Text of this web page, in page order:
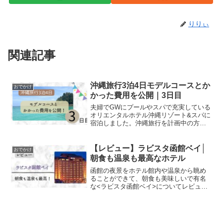
りりぃ
関連記事
おでかけ
沖縄旅行3泊4日モデルコースとか
かった費用を公開｜3日目
夫婦でGWにプールやスパで充実している
オリエンタルホテル沖縄リゾート&スパに
宿泊しました。沖縄旅行を計画中の方に
す。3泊4日のモデルコースとかかった旅
費を公開します。
おでかけ
【レビュー】ラビスタ函館ベイ│
朝食も温泉も最高なホテル
函館の夜景をホテル館内や温泉から眺め
ることができて、朝食も美味しいで有名
な<ラビスタ函館ベイ>についてレビュー